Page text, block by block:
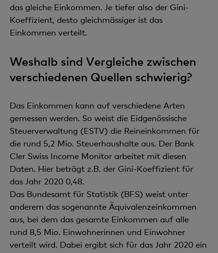
das gleiche Einkommen. Je tiefer also der Gini-
Koeffizient, desto gleichmässiger ist das
Einkommen verteilt.
Weshalb sind Vergleiche zwischen
verschiedenen Quellen schwierig?
Das Einkommen kann auf verschiedene Arten
gemessen werden. So weist die Eidgenössische
Steuerverwaltung (ESTV) die Reineinkommen für
die rund 5,2 Mio. Steuerhaushalte aus. Der Bank
Cler Swiss Income Monitor arbeitet mit diesen
Daten. Hier beträgt z.B. der Gini-Koeffizient für
das Jahr 2020 0,48.
Das Bundesamt für Statistik (BFS) weist unter
anderem das sogenannte Äquivalenzeinkommen
aus, bei dem das gesamte Einkommen auf alle
rund 8,5 Mio. Einwohnerinnen und Einwohner
verteilt wird. Dabei ergibt sich für das Jahr 2020 ein